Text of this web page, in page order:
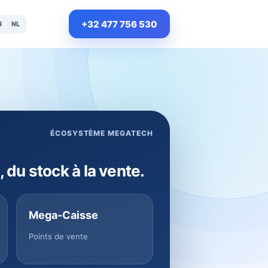
NL +32 477 756 530
ÉCOSYSTÈME MEGATECH
du stock à la vente.
Mega-Caisse
Points de vente